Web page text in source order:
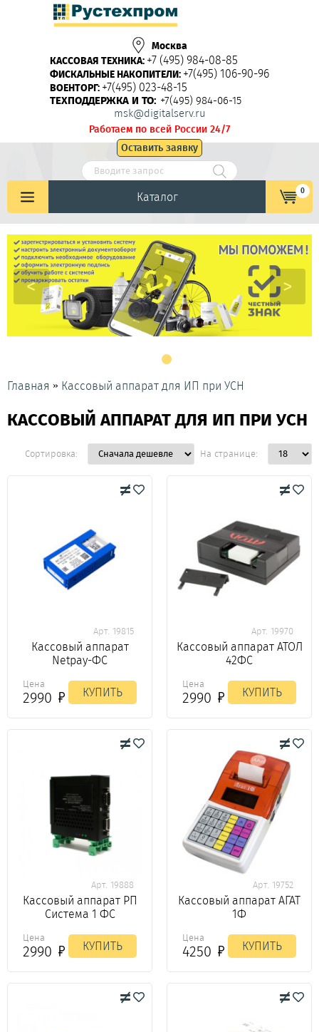
Москва
КАССОВАЯ ТЕХНИКА: +7 (495) 984-08-85
ФИСКАЛЬНЫЕ НАКОПИТЕЛИ: +7(495) 106-90-96
ВОЕНТОРГ: +7(495) 023-48-15
ТЕХПОДДЕРЖКА И ТО: +7(495) 984-06-15
msk@digitalserv.ru
Работаем по всей России 24/7
Оставить заявку
Каталог 0
< >
Главная » Кассовый аппарат для ИП при УСН
КАССОВЫЙ АППАРАТ ДЛЯ ИП ПРИ УСН
Сортировка: На странице:
Арт. 19815
Кассовый аппарат
Netpay-ФС
Цена
2990 КУПИТЬ
Арт. 19970
Кассовый аппарат АТОЛ
42ФС
Цена
2990 КУПИТЬ
Арт. 19888
Кассовый аппарат РП
Система 1 ФС
Цена
2990 КУПИТЬ
Арт. 19752
Кассовый аппарат АГАТ
1Ф
Цена
4250 КУПИТЬ